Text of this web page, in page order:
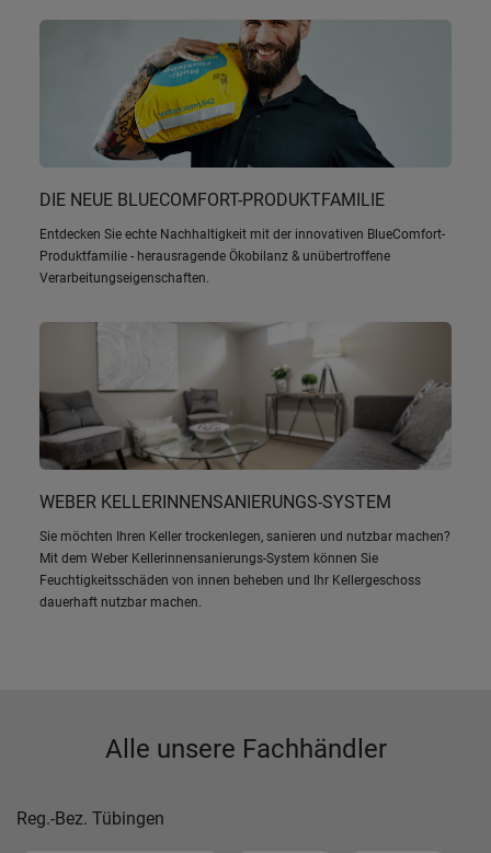
DIE NEUE BLUECOMFORT-PRODUKTFAMILIE
Entdecken Sie echte Nachhaltigkeit mit der innovativen BlueComfort-
Produktfamilie - herausragende Ökobilanz & unübertroffene
Verarbeitungseigenschaften.
WEBER KELLERINNENSANIERUNGS-SYSTEM
Sie möchten Ihren Keller trockenlegen, sanieren und nutzbar machen?
Mit dem Weber Kellerinnensanierungs-System können Sie
Feuchtigkeitsschäden von innen beheben und Ihr Kellergeschoss
dauerhaft nutzbar machen.
Alle unsere Fachhändler
Reg.-Bez. Tübingen